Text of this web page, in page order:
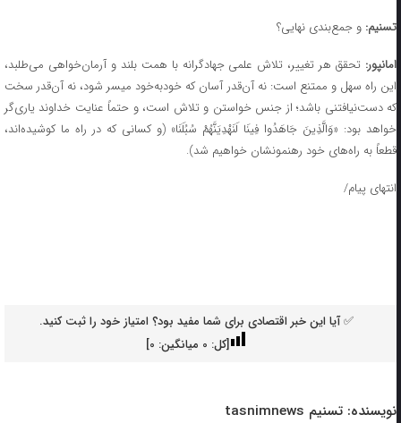
تسنیم: و جمع‌بندی نهایی؟
امانپور: تحقق هر تغییر، تلاش علمی جهادگرانه با همت بلند و آرمان‌خواهی می‌طلبد،
این راه سهل و ممتنع است: نه آن‌قدر آسان که خودبه‌خود میسر شود، نه آن‌قدر سخت
که دست‌نیافتنی باشد؛ از جنس خواستن و تلاش است، و حتماً عنایت خداوند یاری‌گر
خواهد بود: «وَالَّذِینَ جَاهَدُوا فِینَا لَنَهْدِیَنَّهُمْ سُبُلَنَا» (و کسانی که در راه ما کوشیده‌اند،
قطعاً به راه‌های خود رهنمونشان خواهیم شد).
انتهای پیام/
✅ آیا این خبر اقتصادی برای شما مفید بود؟ امتیاز خود را ثبت کنید.
[کل: 0میانگین: 0
]
نویسنده: تسنیم tasnimnews